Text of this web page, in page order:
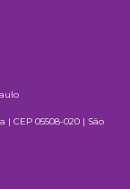
| CEP 05508-020 | São